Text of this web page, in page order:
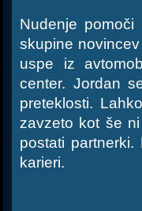
Nudenje
skupine
uspe iz
center. Jordan
preteklosti.
zavzeto kot še
postati
karieri.